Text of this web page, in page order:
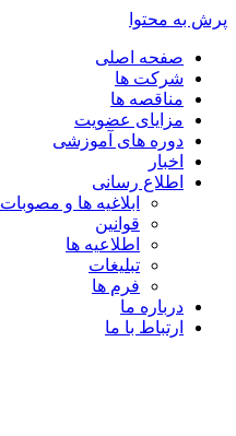
پرش به محتوا
صفحه اصلی
شرکت ها
مناقصه ها
مزایای عضویت
دوره های آموزشی
اخبار
اطلاع رسانی
ابلاغیه ها و مصوبات
قوانین
اطلاعیه ها
تبلیغات
فرم ها
درباره ما
ارتباط با ما